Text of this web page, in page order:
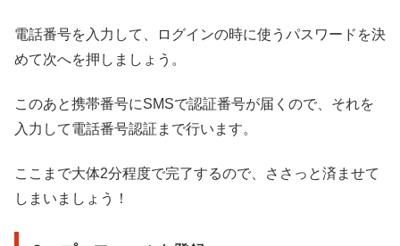
電話番号を入力して、ログインの時に使うパスワードを決
めて次へを押しましょう。
このあと携帯番号にSMSで認証番号が届くので、それを
入力して電話番号認証まで行います。
ここまで大体2分程度で完了するので、ささっと済ませて
しまいましょう！